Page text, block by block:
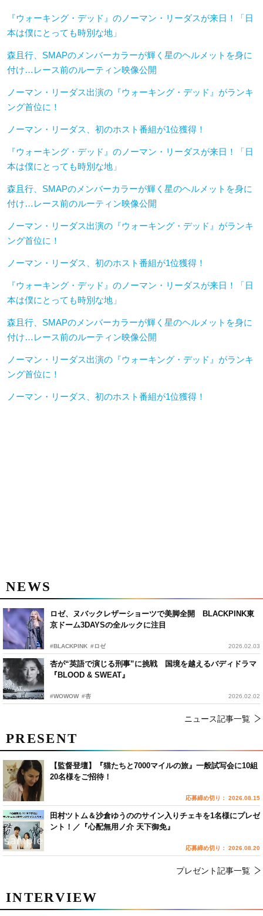
『ウォーキング・デッド』のノーマン・リーダスが来日！「日
本は僕にとっても時別な地」
森且行、SMAPのメンバーカラーが輝く星のヘルメットを身に
付け…レース前のルーティン映像公開
ノーマン・リーダス出演の『ウォーキング・デッド』がランキ
ング首位に！
ノーマン・リーダス、初のホスト番組が1位獲得！
『ウォーキング・デッド』のノーマン・リーダスが来日！「日
本は僕にとっても時別な地」
森且行、SMAPのメンバーカラーが輝く星のヘルメットを身に
付け…レース前のルーティン映像公開
ノーマン・リーダス出演の『ウォーキング・デッド』がランキ
ング首位に！
ノーマン・リーダス、初のホスト番組が1位獲得！
『ウォーキング・デッド』のノーマン・リーダスが来日！「日
本は僕にとっても時別な地」
森且行、SMAPのメンバーカラーが輝く星のヘルメットを身に
付け…レース前のルーティン映像公開
ノーマン・リーダス出演の『ウォーキング・デッド』がランキ
ング首位に！
ノーマン・リーダス、初のホスト番組が1位獲得！
NEWS
ロゼ、ヌバックレザーショーツで美脚全開 BLACKPINK東
京ドーム3DAYSの全ルックに注目
#BLACKPINK #ロゼ 2026.02.03
杏が“英語で演じる刑事”に挑戦 国境を越えるバディドラマ
『BLOOD & SWEAT』
#WOWOW #杏 2026.02.02
ニュース記事一覧
INTERVIEW
PRESENT
【監督登壇】『猫たちと7000マイルの旅』一般試写会に10組
20名様をご招待！
応募締め切り： 2026.08.15
田村ツトム＆沙倉ゆうののサイン入りチェキを1名様にプレゼ
ント！／『心配無用ノ介 天下御免』
応募締め切り： 2026.08.20
プレゼント記事一覧